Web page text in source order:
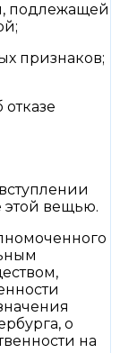
подлежащей
признаков;
этой вещью.
о
на